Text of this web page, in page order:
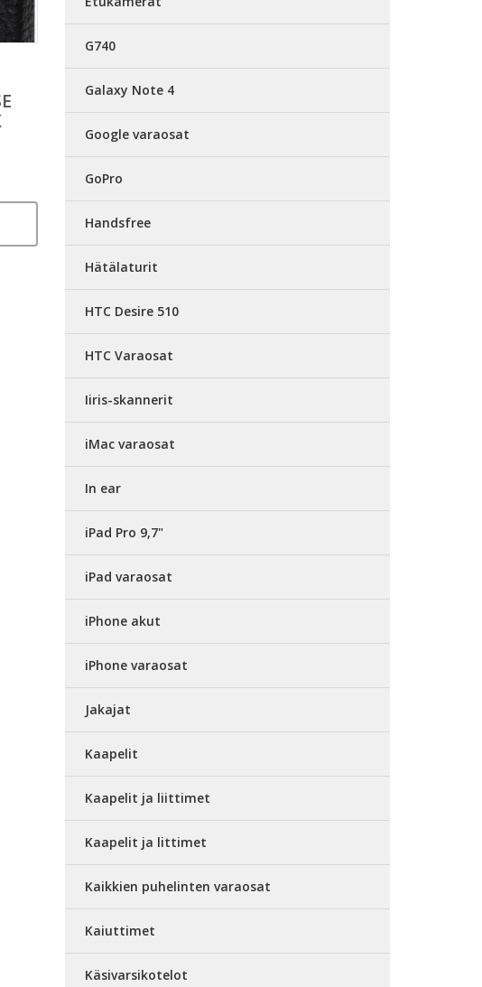
G740
Galaxy Note 4
Google varaosat
GoPro
Handsfree
Hätälaturit
HTC Desire 510
HTC Varaosat
Iiris-skannerit
iMac varaosat
In ear
iPad Pro 9,7"
iPad varaosat
iPhone akut
iPhone varaosat
Jakajat
Kaapelit
Kaapelit ja liittimet
Kaapelit ja littimet
Kaikkien puhelinten varaosat
Kaiuttimet
Käsivarsikotelot